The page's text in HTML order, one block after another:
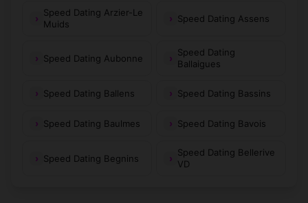
Speed Dating Arzier-Le
Muids
Speed Dating Assens
Speed Dating Aubonne
Speed Dating
Ballaigues
Speed Dating Ballens Speed Dating Bassins
Speed Dating Baulmes Speed Dating Bavois
Speed Dating Begnins
Speed Dating Bellerive
VD